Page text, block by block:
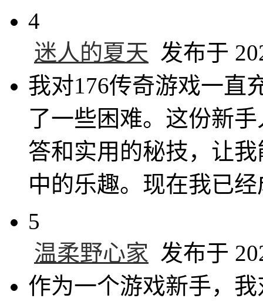
4
迷人的夏天 发布于
我对176传奇游戏一直
了一些困难。这份新
答和实用的秘技，让
中的乐趣。现在我已
5
温柔野心家 发布于
作为一个游戏新手，